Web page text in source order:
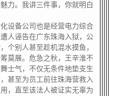
力。我讲三件事，你就明白
设备公司也是经营电力综合
人诬告在广东珠海入狱，公
个别人甚至趁机混水摸鱼，
莫展。危急之秋，王辛淮不
士气，不仅无条件地垫支生
甚至为员工前往珠海营救入
，直至该法人被证实无辜为